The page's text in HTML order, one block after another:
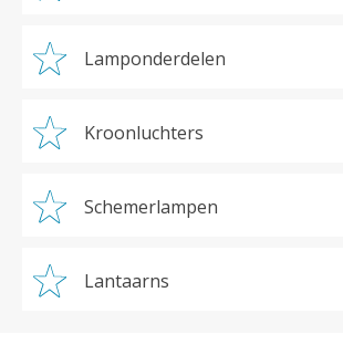
Lamponderdelen
Kroonluchters
Schemerlampen
Lantaarns